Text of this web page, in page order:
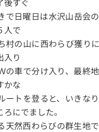
で日曜日は水沢山岳会
人で
村の山に西わらび獲りに
入り
の車で分け入り、最終
かな
ートを登ると、いきな
にでました。
天然西わらびの群生地